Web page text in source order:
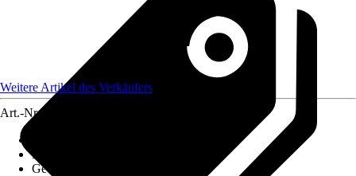
Weitere Artikel des Verkäufers
Art.-Nr.
Material Gerät
Gewicht